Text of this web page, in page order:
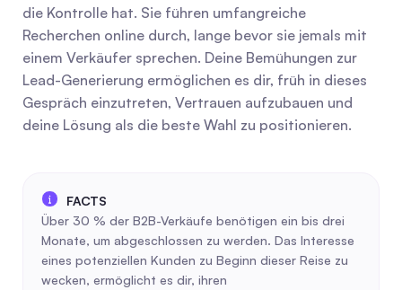
die Kontrolle hat. Sie führen umfangreiche
Recherchen online durch, lange bevor sie jemals mit
einem Verkäufer sprechen. Deine Bemühungen zur
Lead-Generierung ermöglichen es dir, früh in dieses
Gespräch einzutreten, Vertrauen aufzubauen und
deine Lösung als die beste Wahl zu positionieren.
Über 30 % der B2B-Verkäufe benötigen ein bis drei
Monate, um abgeschlossen zu werden. Das Interesse
eines potenziellen Kunden zu Beginn dieser Reise zu
wecken, ermöglicht es dir, ihren